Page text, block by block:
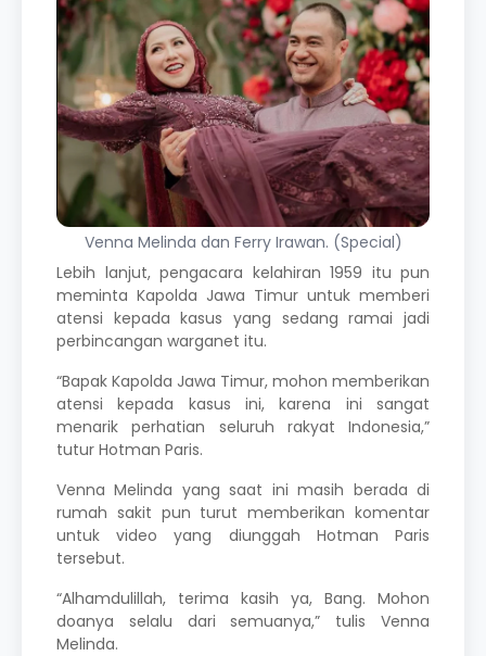
Venna Melinda dan Ferry Irawan. (Special)
Lebih lanjut, pengacara kelahiran 1959 itu pun
meminta Kapolda Jawa Timur untuk memberi
atensi kepada kasus yang sedang ramai jadi
perbincangan warganet itu.
“Bapak Kapolda Jawa Timur, mohon memberikan
atensi kepada kasus ini, karena ini sangat
menarik perhatian seluruh rakyat Indonesia,”
tutur Hotman Paris.
Venna Melinda yang saat ini masih berada di
rumah sakit pun turut memberikan komentar
untuk video yang diunggah Hotman Paris
tersebut.
“Alhamdulillah, terima kasih ya, Bang. Mohon
doanya selalu dari semuanya,” tulis Venna
Melinda.